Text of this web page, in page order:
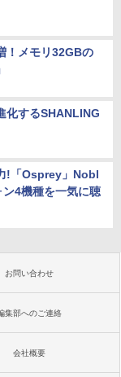
！メモリ32GBの
化するSHANLING
!「Osprey」Nobl
4機種を一気に聴
お問い合わせ
集部へのご連絡
会社概要